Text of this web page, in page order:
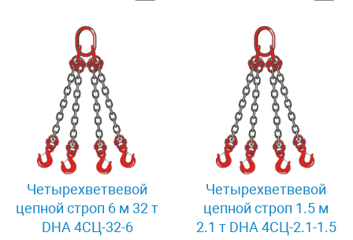
Четырехветвевой
цепной строп 6 м 32 т
DHA 4СЦ-32-6
Четырехветвевой
цепной строп 1.5 м
2.1 т DHA 4СЦ-2.1-1.5